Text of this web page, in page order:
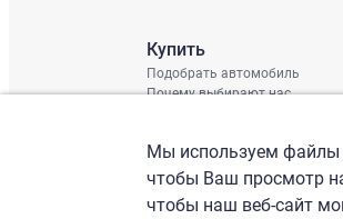
Купить
Подобрать автомобиль
Почему выбирают нас
Мы используем файлы
чтобы Ваш просмотр
чтобы наш веб-сайт